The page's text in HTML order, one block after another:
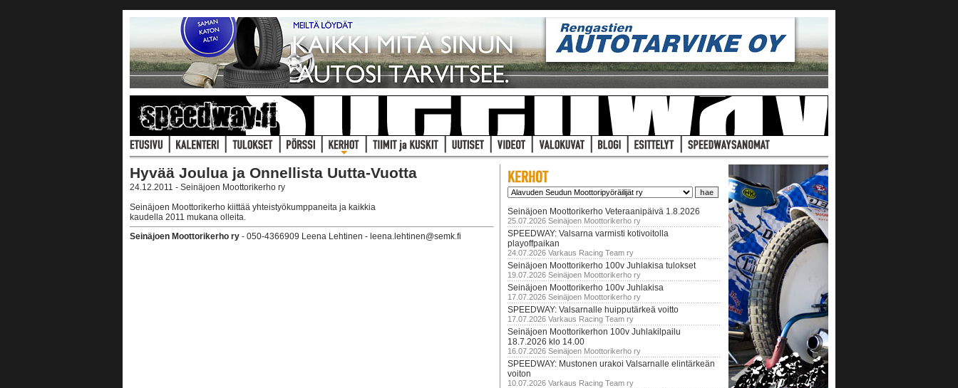
Hyvää Joulua ja Onnellista Uutta-Vuotta
24.12.2011 - Seinäjoen Moottorikerho ry
Seinäjoen Moottorikerho kiittää yhteistyökumppaneita ja kaikkia
kaudella 2011 mukana olleita.
Seinäjoen Moottorikerho ry - 050-4366909 Leena Lehtinen - leena.lehtinen@semk.fi
Seinäjoen Moottorikerho Veteraanipäivä 1.8.2026
25.07.2026 Seinäjoen Moottorikerho ry
SPEEDWAY: Valsarna varmisti kotivoitolla
playoffpaikan
24.07.2026 Varkaus Racing Team ry
Seinäjoen Moottorikerho 100v Juhlakisa tulokset
19.07.2026 Seinäjoen Moottorikerho ry
Seinäjoen Moottorikerho 100v Juhlakisa
17.07.2026 Seinäjoen Moottorikerho ry
SPEEDWAY: Valsarnalle huipputärkeä voitto
17.07.2026 Varkaus Racing Team ry
Seinäjoen Moottorikerhon 100v Juhlakilpailu
18.7.2026 klo 14.00
16.07.2026 Seinäjoen Moottorikerho ry
SPEEDWAY: Mustonen urakoi Valsarnalle elintärkeän
voiton
10.07.2026 Varkaus Racing Team ry